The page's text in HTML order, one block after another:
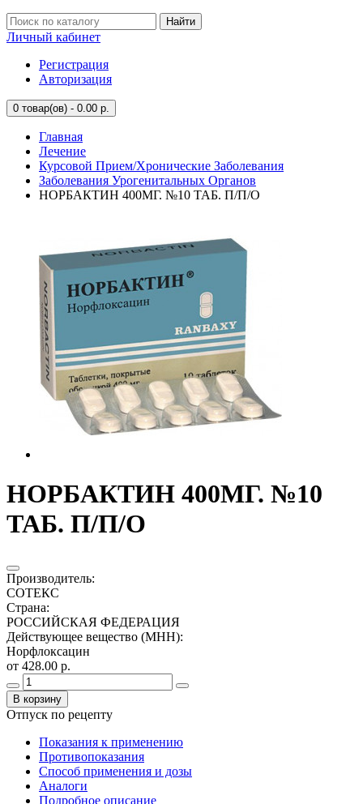
Найти
Личный кабинет
Регистрация
Авторизация
0 товар(ов) - 0.00 р.
Главная
Лечение
Курсовой Прием/Хронические Заболевания
Заболевания Урогенитальных Органов
НОРБАКТИН 400МГ. №10 ТАБ. П/П/О
НОРБАКТИН 400МГ. №10
ТАБ. П/П/О
Производитель:
СОТЕКС
Страна:
РОССИЙСКАЯ ФЕДЕРАЦИЯ
Действующее вещество (МНН):
Норфлоксацин
от 428.00 р.
В корзину
Отпуск по рецепту
Показания к применению
Противопоказания
Способ применения и дозы
Аналоги
Подробное описание